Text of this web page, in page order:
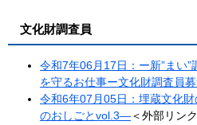
文化財調査員
令和7年06月17日：ー新”まい”
を守るお仕事ー文化財調査員
令和6年07月05日：埋蔵文化
のおしごとvol.3―＜外部リン